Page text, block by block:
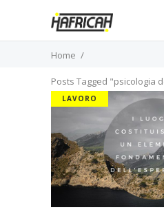
Home
Posts Tagged "psicologia
LAVORO